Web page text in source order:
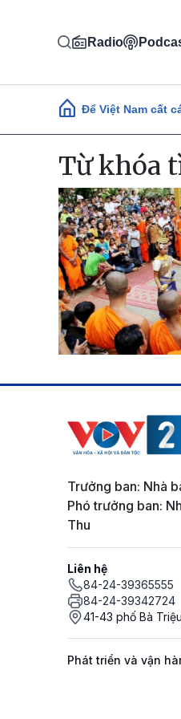
Radio
Main Để Việt Nam cất
Từ khóa
Trưởng ban: Nhà
Phó trưởng ban:
Thu
Liên hệ
84-24-39365555
84-24-39342724
41-43 phố Bà
Phát triển và vận